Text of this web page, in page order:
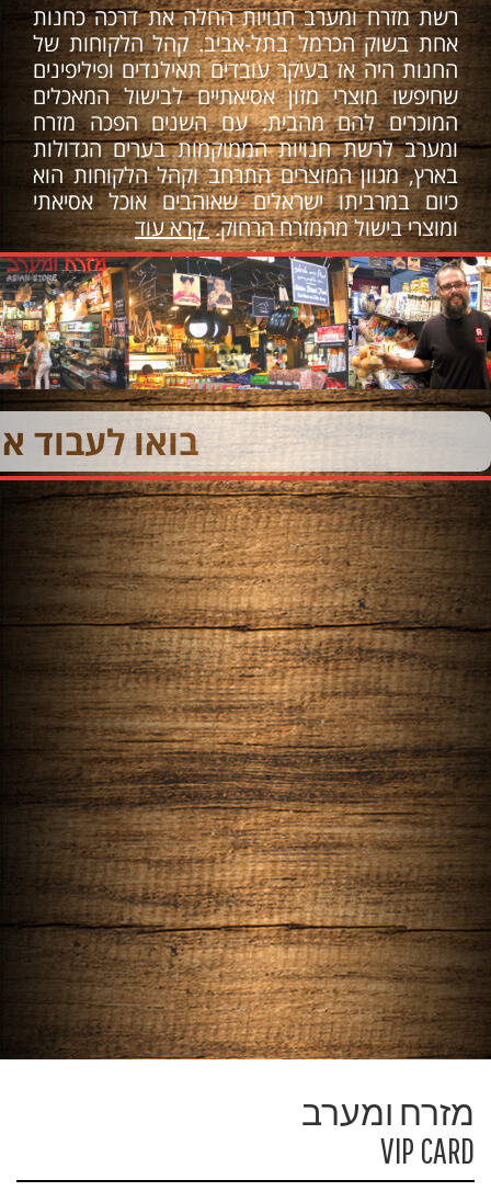
רשת מזרח ומערב חנויות החלה את דרכה כחנות
אחת בשוק הכרמל בתל-אביב. קהל הלקוחות של
החנות היה אז בעיקר עובדים תאילנדים ופיליפינים
שחיפשו מוצרי מזון אסיאתיים לבישול המאכלים
המוכרים להם מהבית. עם השנים הפכה מזרח
ומערב לרשת חנויות הממוקמות בערים הגדולות
בארץ, מגוון המוצרים התרחב וקהל הלקוחות הוא
כיום במרביתו ישראלים שאוהבים אוכל אסיאתי
ומוצרי בישול מהמזרח הרחוק.קרא עוד
בואו לעבוד
צמחוני מתכוני מרקים
דגים ופירות ים עוף והודו
בקר וכבש בשר לבן
מתכוני שפים קינוחים ומשקאות
מזרח ומערב
VIP CARD